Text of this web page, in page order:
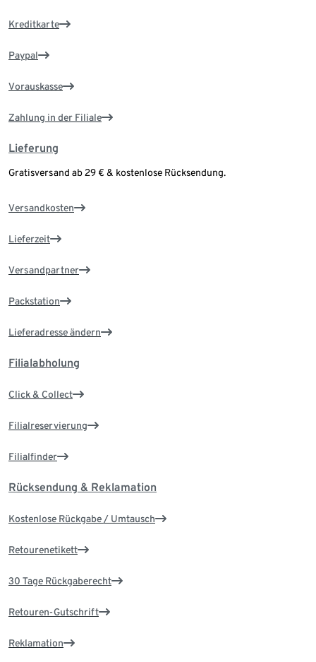
Kreditkarte
Paypal
Vorauskasse
Zahlung in der Filiale
Lieferung
Gratisversand ab 29 € & kostenlose Rücksendung.
Versandkosten
Lieferzeit
Versandpartner
Packstation
Lieferadresse ändern
Filialabholung
Click & Collect
Filialreservierung
Filialfinder
Rücksendung & Reklamation
Kostenlose Rückgabe / Umtausch
Retourenetikett
30 Tage Rückgaberecht
Retouren-Gutschrift
Reklamation